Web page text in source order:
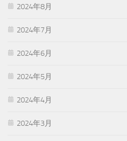
2024年8月
2024年7月
2024年6月
2024年5月
2024年4月
2024年3月